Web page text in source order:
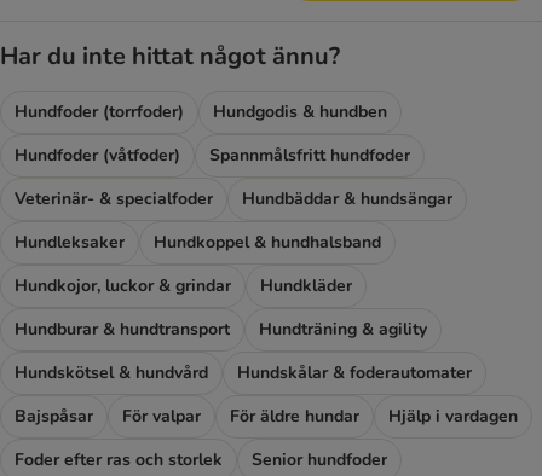
Har du inte hittat något ännu?
Hundfoder (torrfoder)
Hundgodis & hundben
Hundfoder (våtfoder)
Spannmålsfritt hundfoder
Veterinär- & specialfoder
Hundbäddar & hundsängar
Hundleksaker
Hundkoppel & hundhalsband
Hundkojor, luckor & grindar
Hundkläder
Hundburar & hundtransport
Hundträning & agility
Hundskötsel & hundvård
Hundskålar & foderautomater
Bajspåsar
För valpar För äldre hundar
Hjälp i vardagen
Foder efter ras och storlek
Senior hundfoder